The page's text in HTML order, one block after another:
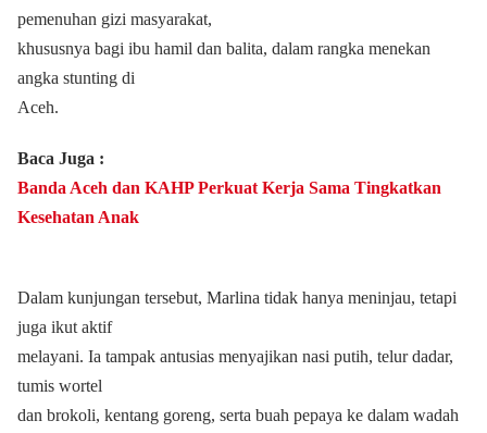
pemenuhan gizi masyarakat,
khususnya bagi ibu hamil dan balita, dalam rangka menekan
angka stunting di
Aceh.
Baca Juga :
Banda Aceh dan KAHP Perkuat Kerja Sama Tingkatkan
Kesehatan Anak
Dalam kunjungan tersebut, Marlina tidak hanya meninjau, tetapi
juga ikut aktif
melayani. Ia tampak antusias menyajikan nasi putih, telur dadar,
tumis wortel
dan brokoli, kentang goreng, serta buah pepaya ke dalam wadah